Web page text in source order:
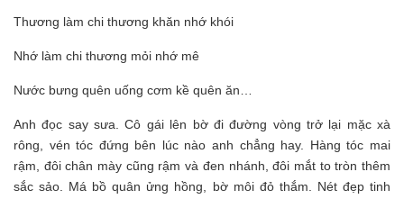
Thương làm chi thương khăn nhớ khói
Nhớ làm chi thương mỏi nhớ mê
Nước bưng quên uống cơm kề quên ăn…
Anh đọc say sưa. Cô gái lên bờ đi đường vòng trở lại mặc xà
rông, vén tóc đứng bên lúc nào anh chẳng hay. Hàng tóc mai
rậm, đôi chân mày cũng rậm và đen nhánh, đôi mắt to tròn thêm
sắc sảo. Má bồ quân ửng hồng, bờ môi đỏ thắm. Nét đẹp tinh